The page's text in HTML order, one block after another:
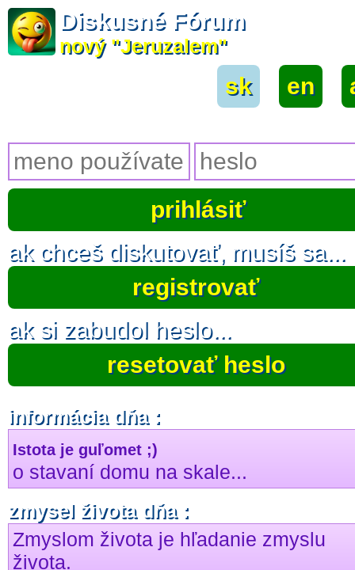
Diskusné Fórum
nový "Jeruzalem"
sk en
ak chceš diskutovať, musíš sa...
registrovať
ak si zabudol heslo...
resetovať heslo
informácia dňa :
Istota je guľomet ;)
o stavaní domu na skale...
zmysel života dňa :
Zmyslom života je hľadanie zmyslu
života.